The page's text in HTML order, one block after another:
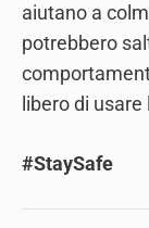
aiutano a
potrebbero
libero di
#StaySafe